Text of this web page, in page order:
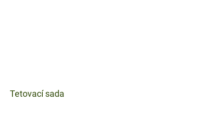
Tetovací sada